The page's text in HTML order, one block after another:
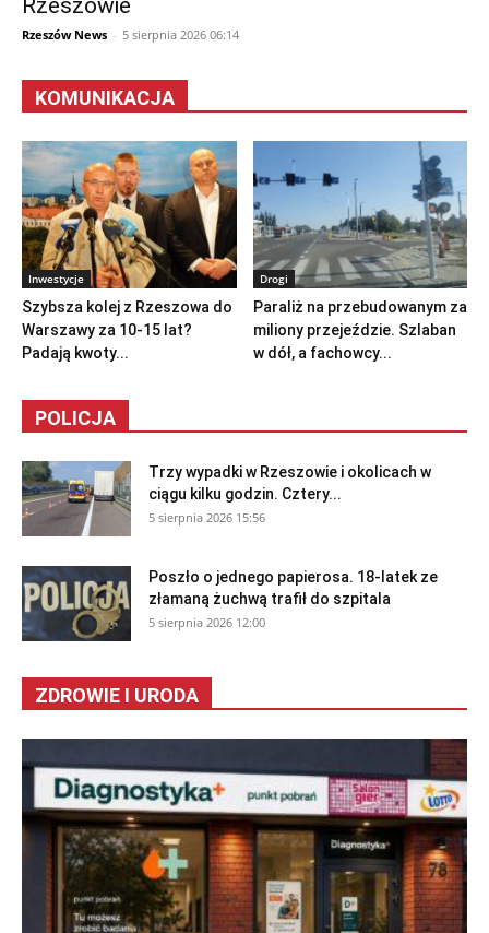
Rzeszów News - 5 sierpnia 2026 06:14
KOMUNIKACJA
Inwestycje
Szybsza kolej z Rzeszowa do
Warszawy za 10-15 lat?
Padają kwoty...
Drogi
Paraliż na przebudowanym za
miliony przejeździe. Szlaban
w dół, a fachowcy...
POLICJA
Trzy wypadki w Rzeszowie i okolicach w
ciągu kilku godzin. Cztery...
5 sierpnia 2026 15:56
Poszło o jednego papierosa. 18-latek ze
złamaną żuchwą trafił do szpitala
5 sierpnia 2026 12:00
ZDROWIE I URODA